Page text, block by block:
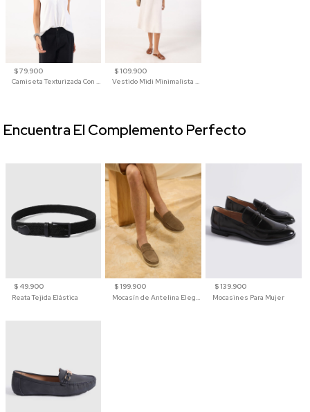
$ 79.900
Camiseta Texturizada Con Cuello En V Para Mujer
$ 109.900
Vestido Midi Minimalista De Silueta Amplia
$ 49.900
Reata Tejida Elástica
$ 199.900
Mocasín de Antelina Elegante con Suela de Contraste Para Hombre
$ 139.900
Mocasines Para Mujer
Encuentra El Complemento Perfecto